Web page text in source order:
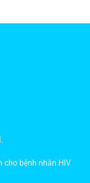
cho bệnh nhân HIV